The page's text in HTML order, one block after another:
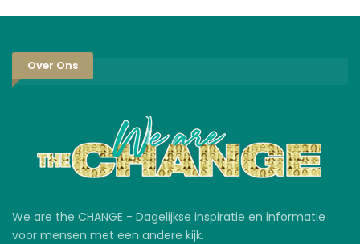
Over Ons
We are the CHANGE - Dagelijkse inspiratie en informatie
voor mensen met een andere kijk.